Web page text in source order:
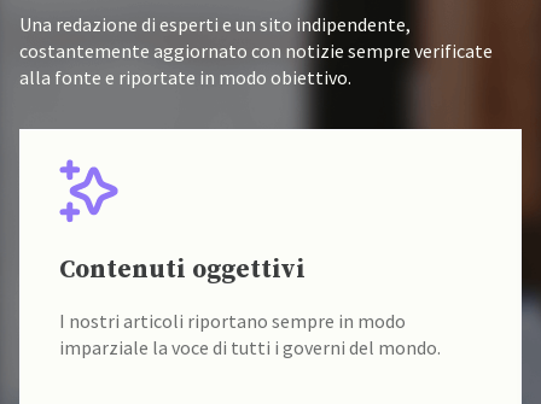
Una redazione di esperti e un sito indipendente,
costantemente aggiornato con notizie sempre verificate
alla fonte e riportate in modo obiettivo.
Contenuti oggettivi
I nostri articoli riportano sempre in modo
imparziale la voce di tutti i governi del mondo.